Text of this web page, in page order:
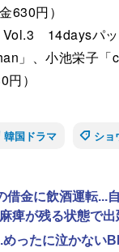
630円）
14daysパ
」、小池栄子「
）
韓国ドラマ ショ
借金に飲酒運転...
痺が残る状態で出
めったに泣かない